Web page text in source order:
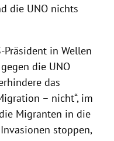
die UNO nichts
in Wellen
die UNO
das
– nicht“, im
Migranten in die
stoppen,